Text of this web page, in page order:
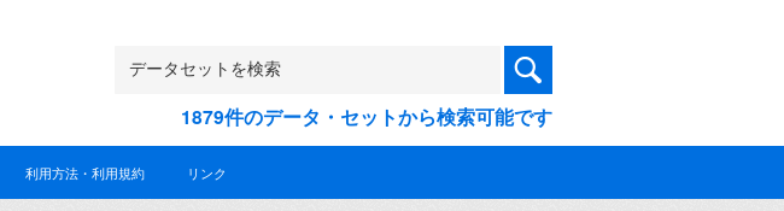
1879件のデータ・セットから検索可能です
利用方法・利用規約 リンク